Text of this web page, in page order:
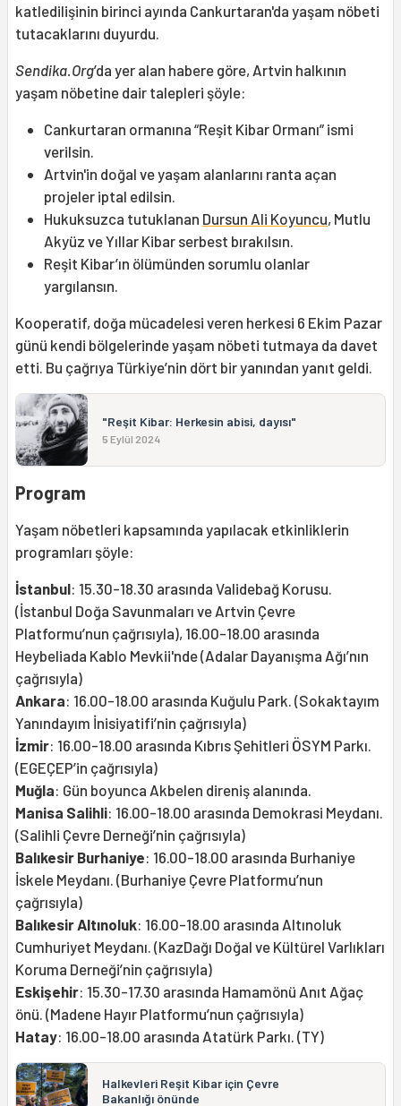
katledilişinin birinci ayında Cankurtaran'da yaşam nöbeti
tutacaklarını duyurdu.
Sendika.Org’da yer alan habere göre, Artvin halkının
yaşam nöbetine dair talepleri şöyle:
Cankurtaran ormanına “Reşit Kibar Ormanı” ismi
verilsin.
Artvin'in doğal ve yaşam alanlarını ranta açan
projeler iptal edilsin.
Hukuksuzca tutuklanan Dursun Ali Koyuncu, Mutlu
Akyüz ve Yıllar Kibar serbest bırakılsın.
Reşit Kibar’ın ölümünden sorumlu olanlar
yargılansın.
Kooperatif, doğa mücadelesi veren herkesi 6 Ekim Pazar
günü kendi bölgelerinde yaşam nöbeti tutmaya da davet
etti. Bu çağrıya Türkiye’nin dört bir yanından yanıt geldi.
"Reşit Kibar: Herkesin abisi, dayısı"
5 Eylül 2024
Program
Yaşam nöbetleri kapsamında yapılacak etkinliklerin
programları şöyle:
İstanbul: 15.30-18.30 arasında Validebağ Korusu.
(İstanbul Doğa Savunmaları ve Artvin Çevre
Platformu’nun çağrısıyla), 16.00-18.00 arasında
Heybeliada Kablo Mevkii'nde (Adalar Dayanışma Ağı’nın
çağrısıyla)
Ankara: 16.00-18.00 arasında Kuğulu Park. (Sokaktayım
Yanındayım İnisiyatifi’nin çağrısıyla)
İzmir: 16.00-18.00 arasında Kıbrıs Şehitleri ÖSYM Parkı.
(EGEÇEP’in çağrısıyla)
Muğla: Gün boyunca Akbelen direniş alanında.
Manisa Salihli: 16.00-18.00 arasında Demokrasi Meydanı.
(Salihli Çevre Derneği’nin çağrısıyla)
Balıkesir Burhaniye: 16.00-18.00 arasında Burhaniye
İskele Meydanı. (Burhaniye Çevre Platformu’nun
çağrısıyla)
Balıkesir Altınoluk: 16.00-18.00 arasında Altınoluk
Cumhuriyet Meydanı. (KazDağı Doğal ve Kültürel Varlıkları
Koruma Derneği’nin çağrısıyla)
Eskişehir: 15.30-17.30 arasında Hamamönü Anıt Ağaç
önü. (Madene Hayır Platformu’nun çağrısıyla)
Hatay: 16.00-18.00 arasında Atatürk Parkı. (TY)
Halkevleri Reşit Kibar için Çevre
Bakanlığı önünde